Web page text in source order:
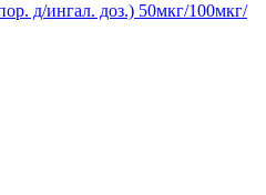
д/ингал. доз.) 50мкг/100мкг/